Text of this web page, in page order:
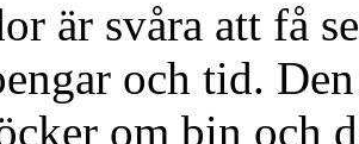
är svåra att få
och tid.
om bin och